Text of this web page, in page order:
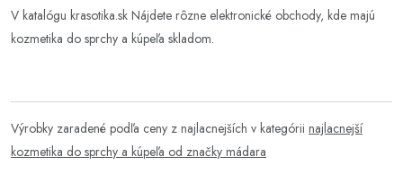
V katalógu krasotika.sk Nájdete rôzne elektronické obchody, kde majú
kozmetika do sprchy a kúpeľa skladom.
Výrobky zaradené podľa ceny z najlacnejších v kategórii najlacnejší
kozmetika do sprchy a kúpeľa od značky mádara